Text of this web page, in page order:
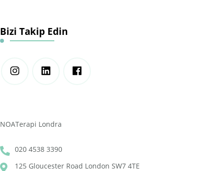
Bizi Takip Edin
NOATerapi Londra
020 4538 3390
125 Gloucester Road London SW7 4TE